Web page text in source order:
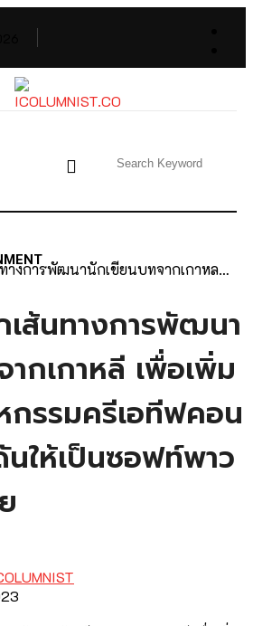
ทางการพัฒนานักเขียนบทจากเกาหล…
เส้นทางการพัฒนา
กเกาหลี เพื่อเพิ่ม
กรรมครีเอทีฟคอน
ให้เป็นซอฟท์พาว